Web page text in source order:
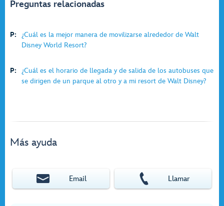
Preguntas relacionadas
P:
¿Cuál es la mejor manera de movilizarse alrededor de Walt
Disney World Resort?
P:
¿Cuál es el horario de llegada y de salida de los autobuses que
se dirigen de un parque al otro y a mi resort de Walt Disney?
Más ayuda
Email Llamar